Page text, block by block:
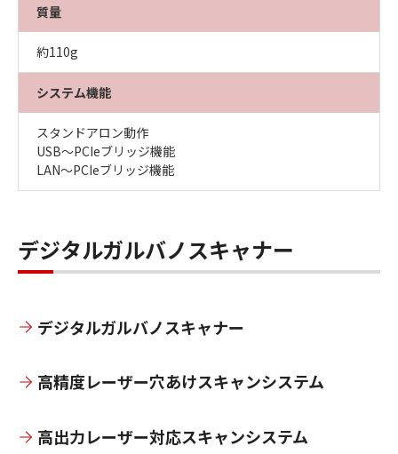
質量
約110g
システム機能
スタンドアロン動作
USB～PCIeブリッジ機能
LAN～PCIeブリッジ機能
デジタルガルバノスキャナー
デジタルガルバノスキャナー
高精度レーザー穴あけスキャンシステム
高出力レーザー対応スキャンシステム